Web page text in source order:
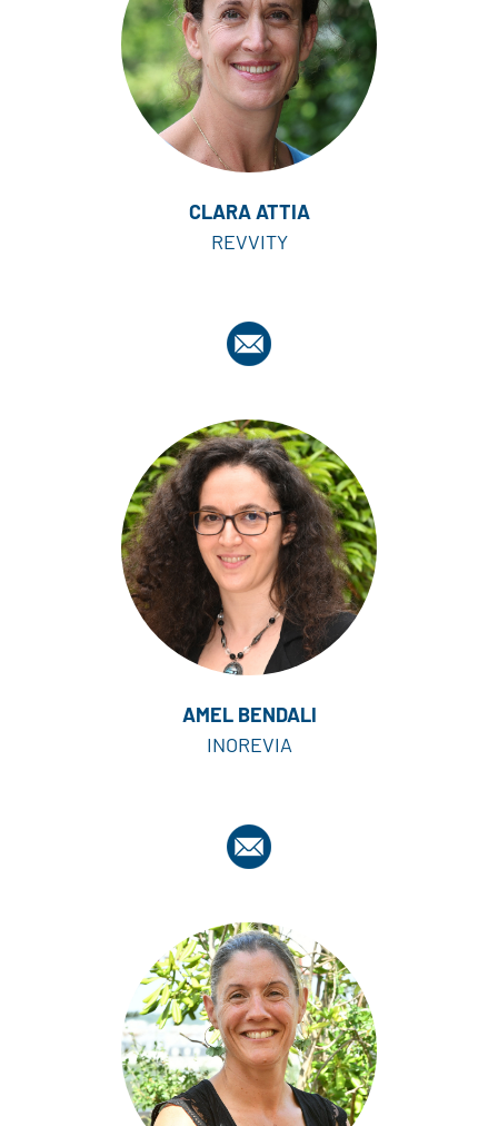
CLARA ATTIA
REVVITY
AMEL BENDALI
INOREVIA